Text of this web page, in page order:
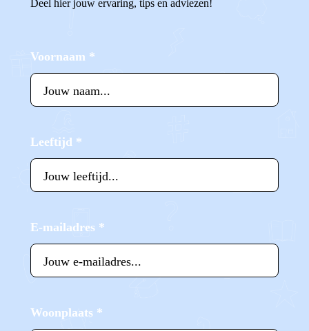
Deel hier jouw ervaring, tips en adviezen!
Voornaam *
Leeftijd *
E-mailadres *
Woonplaats *